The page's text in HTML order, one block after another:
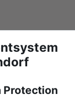
Protection